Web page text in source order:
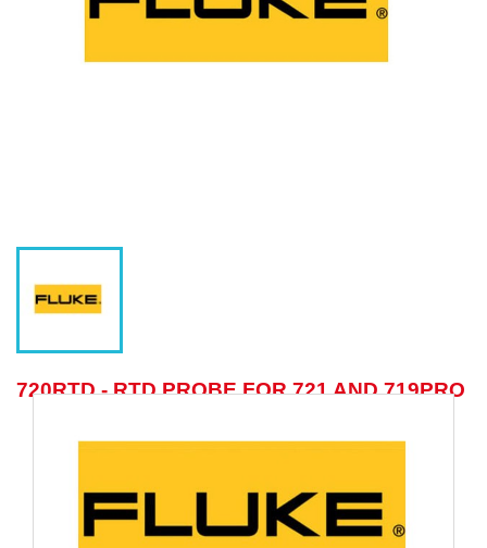
720RTD - RTD PROBE FOR 721 AND 719PRO